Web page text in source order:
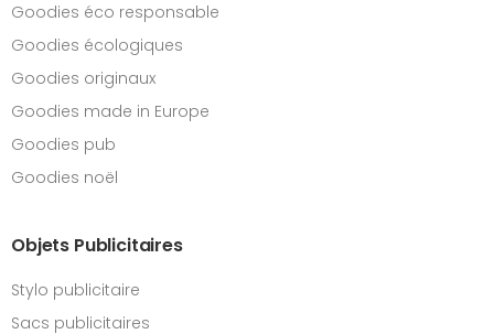
Goodies éco responsable
Goodies écologiques
Goodies originaux
Goodies made in Europe
Goodies pub
Goodies noël
Objets Publicitaires
Stylo publicitaire
Sacs publicitaires